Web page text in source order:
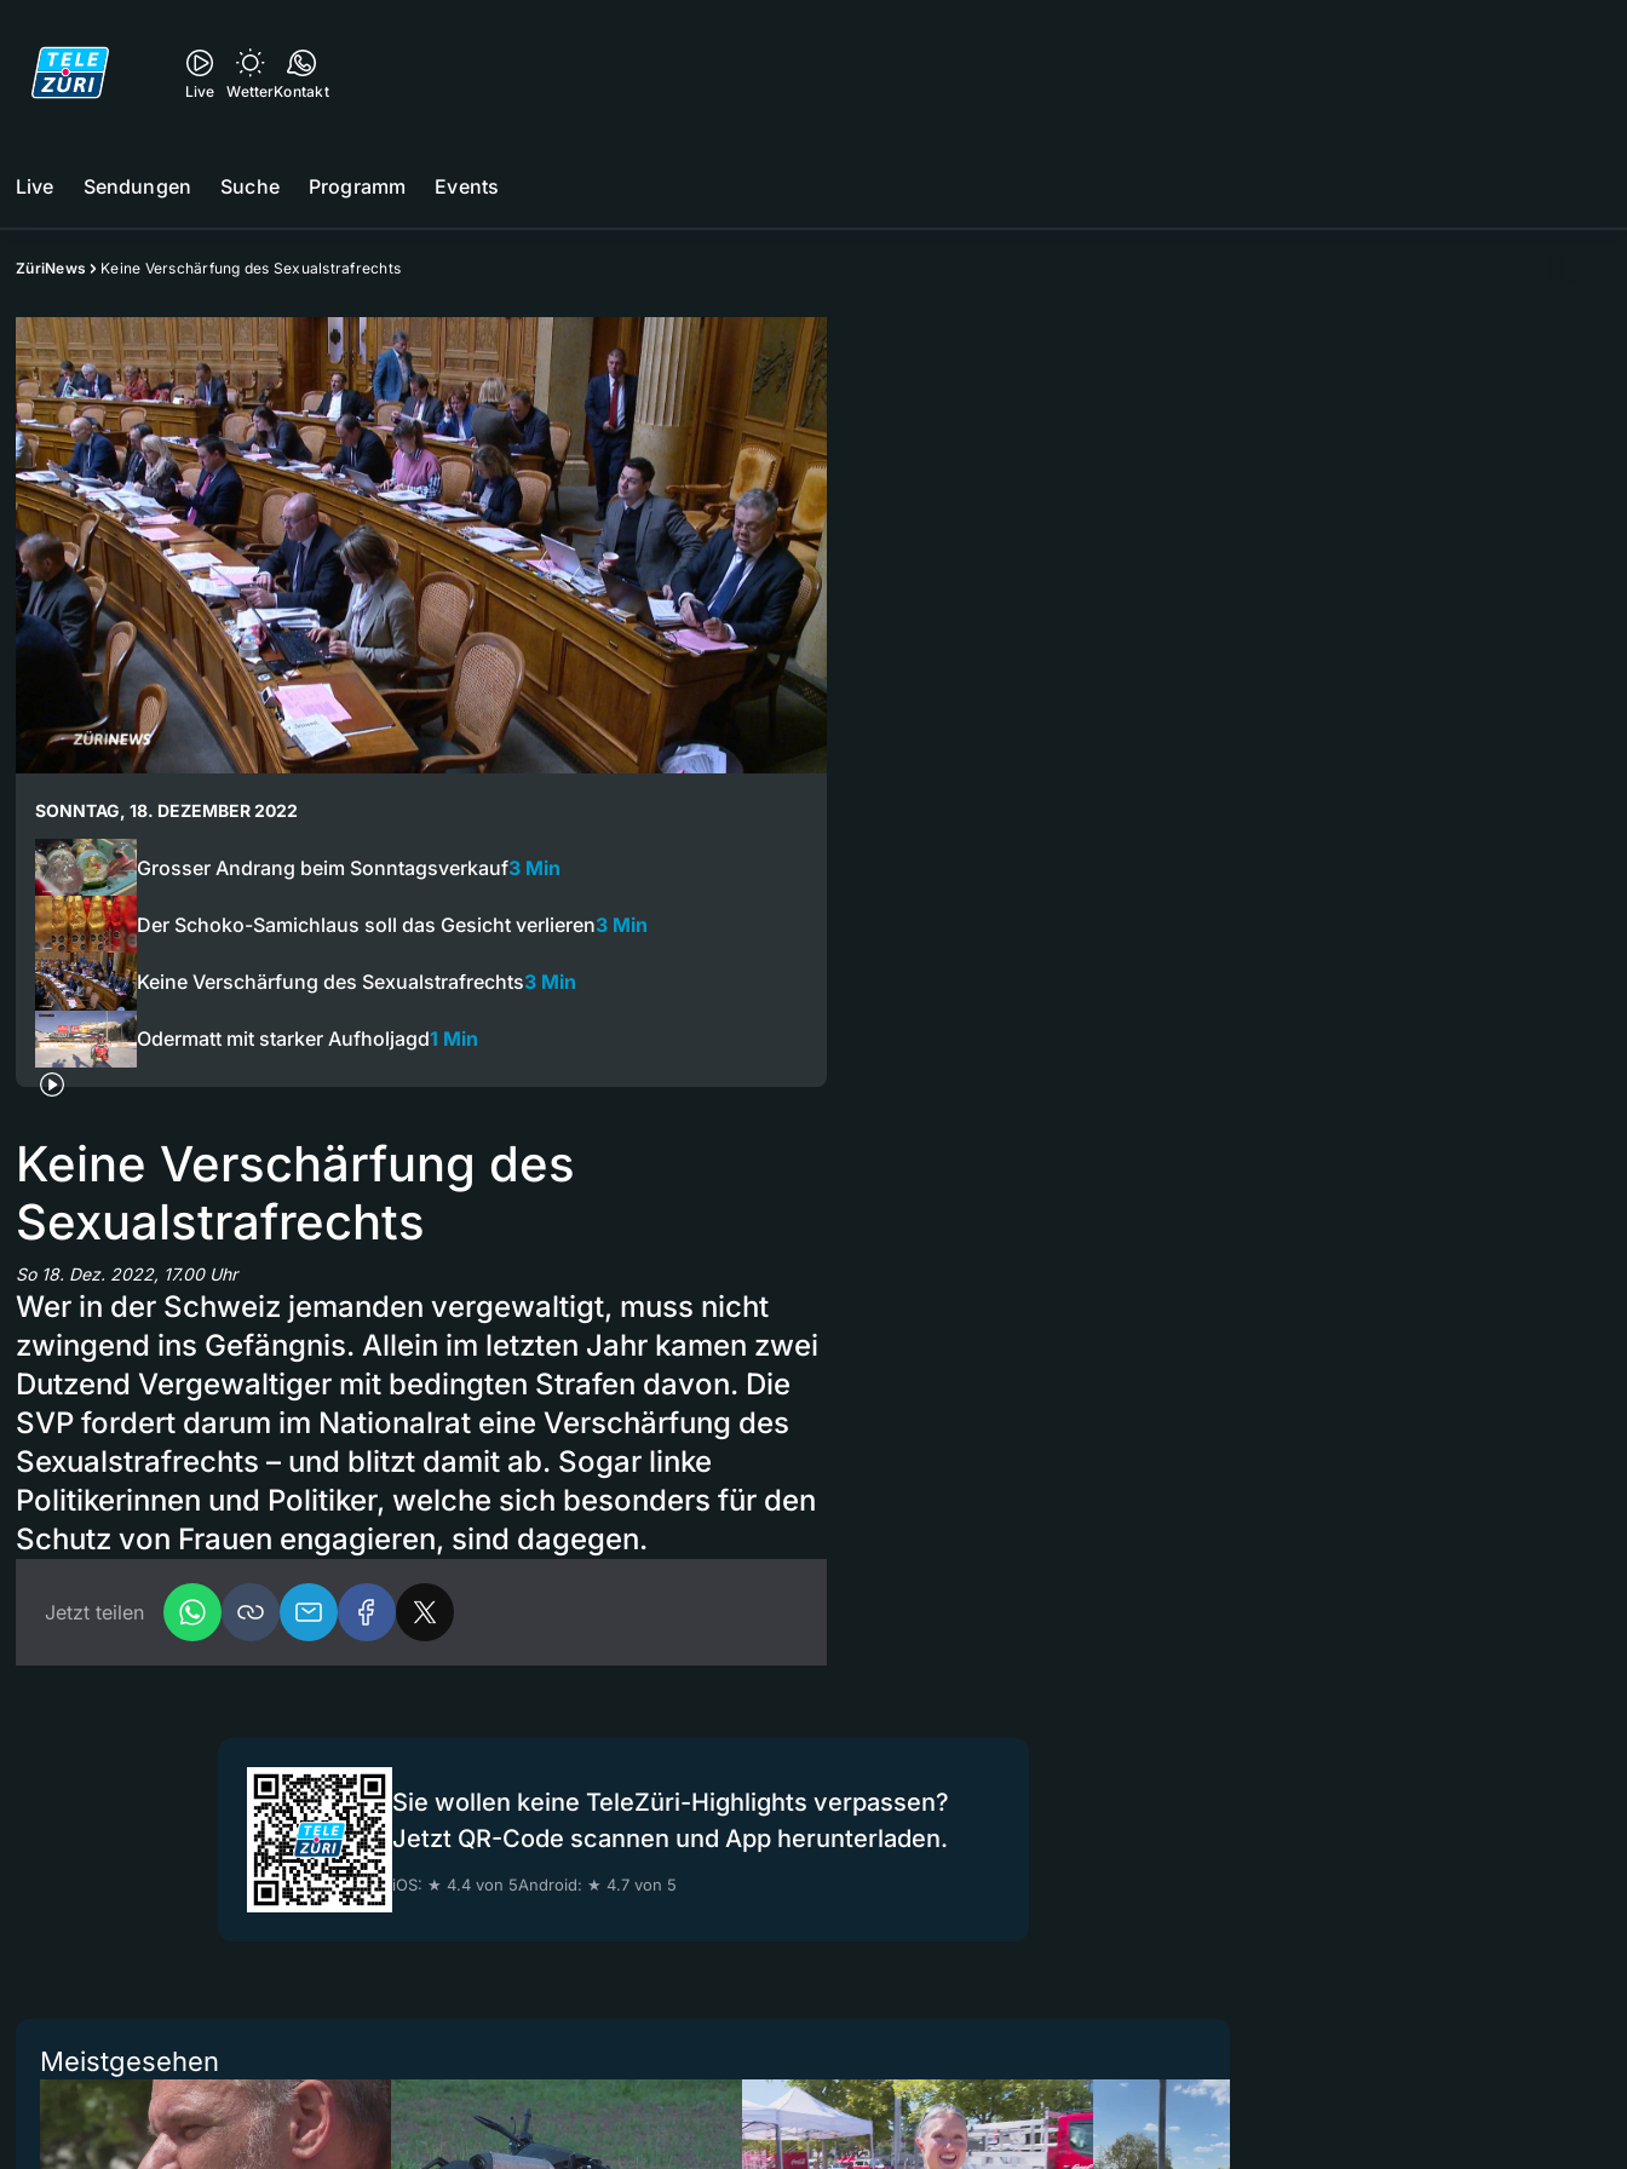
Live WetterKontakt
Live Sendungen Suche Programm Events
ZüriNews Keine Verschärfung des Sexualstrafrechts
SONNTAG, 18. DEZEMBER 2022
Grosser Andrang beim Sonntagsverkauf3 Min
Der Schoko-Samichlaus soll das Gesicht verlieren3 Min
Keine Verschärfung des Sexualstrafrechts3 Min
Odermatt mit starker Aufholjagd1 Min
Keine Verschärfung des
Sexualstrafrechts
So 18. Dez. 2022, 17.00 Uhr
Wer in der Schweiz jemanden vergewaltigt, muss nicht
zwingend ins Gefängnis. Allein im letzten Jahr kamen zwei
Dutzend Vergewaltiger mit bedingten Strafen davon. Die
SVP fordert darum im Nationalrat eine Verschärfung des
Sexualstrafrechts – und blitzt damit ab. Sogar linke
Politikerinnen und Politiker, welche sich besonders für den
Schutz von Frauen engagieren, sind dagegen.
Jetzt teilen
Sie wollen keine TeleZüri-Highlights verpassen?
Jetzt QR-Code scannen und App herunterladen.
iOS: ★ 4.4 von 5Android: ★ 4.7 von 5
Meistgesehen